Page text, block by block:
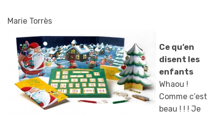
Marie Torrès
Ce qu’en
disent les
enfants
Whaou !
Comme c’est
beau ! ! ! Je